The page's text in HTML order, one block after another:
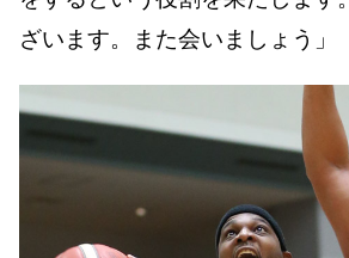
ざいます。また会いましょう」